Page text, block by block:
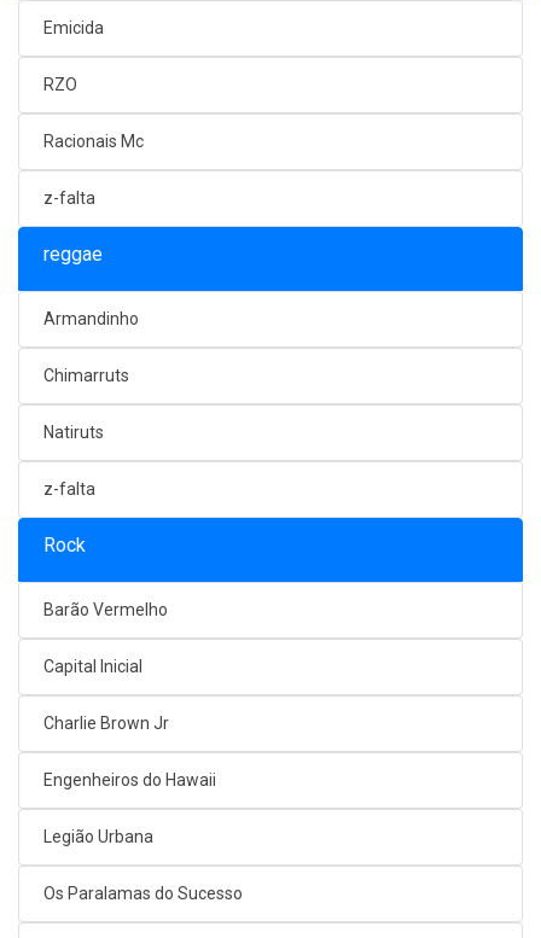
Emicida
RZO
Racionais Mc
z-falta
reggae
Armandinho
Chimarruts
Natiruts
z-falta
Rock
Barão Vermelho
Capital Inicial
Charlie Brown Jr
Engenheiros do Hawaii
Legião Urbana
Os Paralamas do Sucesso